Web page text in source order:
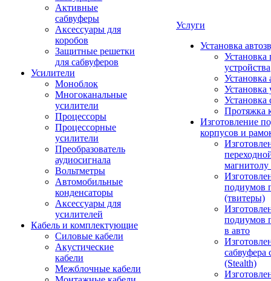
Активные
сабвуферы
Аксессуары для
коробов
Защитные решетки
для сабвуферов
Усилители
Моноблок
Многоканальные
усилители
Процессоры
Процессорные
усилители
Преобразователь
аудиосигнала
Вольтметры
Автомобильные
конденсаторы
Аксессуары для
усилителей
Кабель и комплектующие
Силовые кабели
Акустические
кабели
Межблочные кабели
Услуги
Установка
Установка
устройства
Установка
Установка
Установка
Протяжка
Изготовление
корпусов и
подиумов
(твитеры)
подиумов
в авто
сабвуфера
(Stealth)